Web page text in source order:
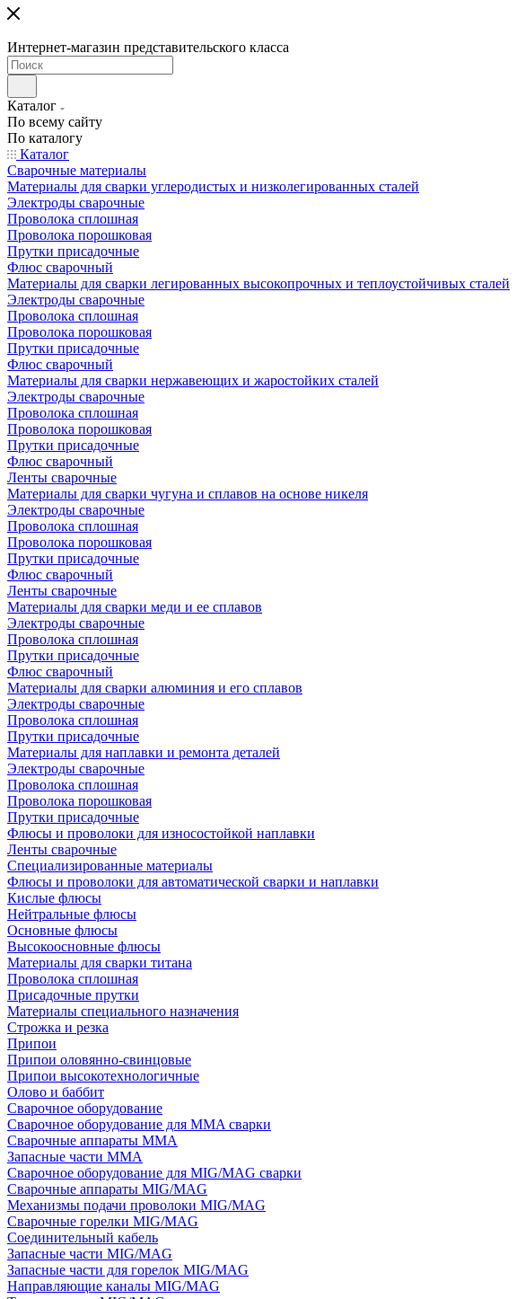
Интернет-магазин представительского класса
Каталог
По всему сайту
По каталогу
Каталог
Сварочные материалы
Материалы для сварки углеродистых и низколегированных сталей
Электроды сварочные
Проволока сплошная
Проволока порошковая
Прутки присадочные
Флюс сварочный
Материалы для сварки легированных высокопрочных и теплоустойчивых сталей
Электроды сварочные
Проволока сплошная
Проволока порошковая
Прутки присадочные
Флюс сварочный
Материалы для сварки нержавеющих и жаростойких сталей
Электроды сварочные
Проволока сплошная
Проволока порошковая
Прутки присадочные
Флюс сварочный
Ленты сварочные
Материалы для сварки чугуна и сплавов на основе никеля
Электроды сварочные
Проволока сплошная
Проволока порошковая
Прутки присадочные
Флюс сварочный
Ленты сварочные
Материалы для сварки меди и ее сплавов
Электроды сварочные
Проволока сплошная
Прутки присадочные
Флюс сварочный
Материалы для сварки алюминия и его сплавов
Электроды сварочные
Проволока сплошная
Прутки присадочные
Материалы для наплавки и ремонта деталей
Электроды сварочные
Проволока сплошная
Проволока порошковая
Прутки присадочные
Флюсы и проволоки для износостойкой наплавки
Ленты сварочные
Специализированные материалы
Флюсы и проволоки для автоматической сварки и наплавки
Кислые флюсы
Нейтральные флюсы
Основные флюсы
Высокоосновные флюсы
Материалы для сварки титана
Проволока сплошная
Присадочные прутки
Материалы специального назначения
Строжка и резка
Припои
Припои оловянно-свинцовые
Припои высокотехнологичные
Олово и баббит
Сварочное оборудование
Сварочное оборудование для MMA сварки
Сварочные аппараты MMA
Запасные части MMA
Сварочное оборудование для MIG/MAG сварки
Сварочные аппараты MIG/MAG
Механизмы подачи проволоки MIG/MAG
Сварочные горелки MIG/MAG
Соединительный кабель
Запасные части MIG/MAG
Запасные части для горелок MIG/MAG
Направляющие каналы MIG/MAG